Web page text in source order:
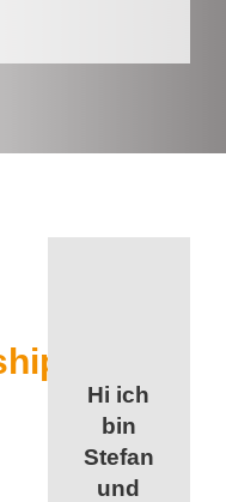
Hi ich
bin
Stefan
und